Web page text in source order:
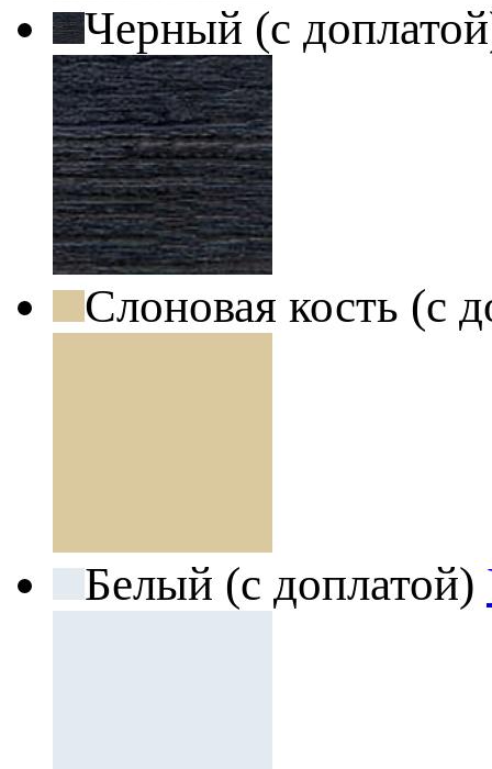
Черный (с
Слоновая кость (с
Белый (с доплатой)